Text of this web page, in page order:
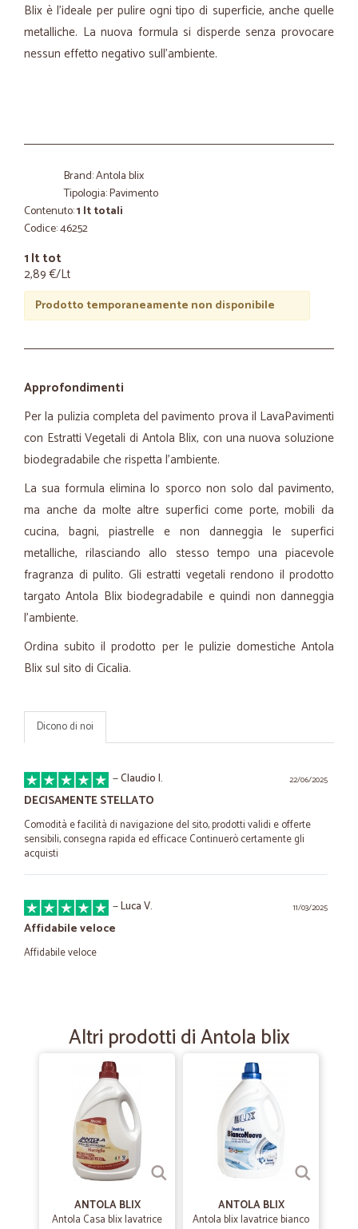
Blix è l'ideale per pulire ogni tipo di superficie, anche quelle
metalliche. La nuova formula si disperde senza provocare
nessun effetto negativo sull'ambiente.
Brand: Antola blix
Tipologia: Pavimento
Contenuto:1 lt totali
Codice: 46252
1 lt tot
2,89 €/Lt
Prodotto temporaneamente non disponibile
Approfondimenti
Per la pulizia completa del pavimento prova il LavaPavimenti
con Estratti Vegetali di Antola Blix, con una nuova soluzione
biodegradabile che rispetta l'ambiente.
La sua formula elimina lo sporco non solo dal pavimento,
ma anche da molte altre superfici come porte, mobili da
cucina, bagni, piastrelle e non danneggia le superfici
metalliche, rilasciando allo stesso tempo una piacevole
fragranza di pulito. Gli estratti vegetali rendono il prodotto
targato Antola Blix biodegradabile e quindi non danneggia
l'ambiente.
Ordina subito il prodotto per le pulizie domestiche Antola
Blix sul sito di Cicalia.
Dicono di noi
22/06/2025
—Claudio I.
DECISAMENTE STELLATO
Comodità e facilità di navigazione del sito, prodotti validi e offerte
sensibili, consegna rapida ed efficace Continuerò certamente gli
acquisti
11/03/2025
—Luca V.
Affidabile veloce
Affidabile veloce
Prezzo è tempestività
Prezzo molto competitivo rispetto ad altri fornitori, consegna
tempestiva e nei tempi indicati.
—Martin cayetano D.
Mi sono trovato molto bene tutte le…
Mi sono trovato molto bene tutte le volte che ho acquistato i prodotti!
04/11/2020
—Ivana M.
Altri prodotti di Antola blix
ANTOLA BLIX
Antola Casa blix lavatrice
ANTOLA BLIX
Antola blix lavatrice bianco